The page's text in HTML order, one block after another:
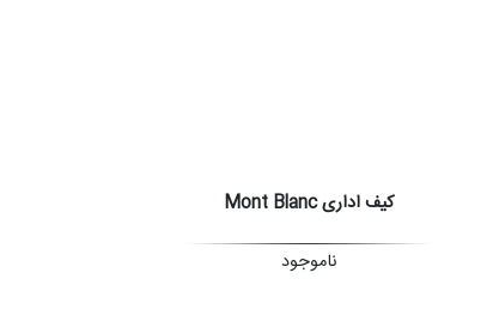
کیف اداری Mont Blanc
ناموجود